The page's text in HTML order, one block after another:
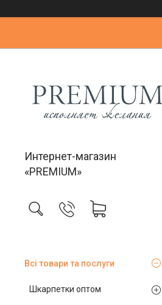
Интернет-магазин
«PREMIUM»
Всі товари та послуги
Шкарпетки оптом